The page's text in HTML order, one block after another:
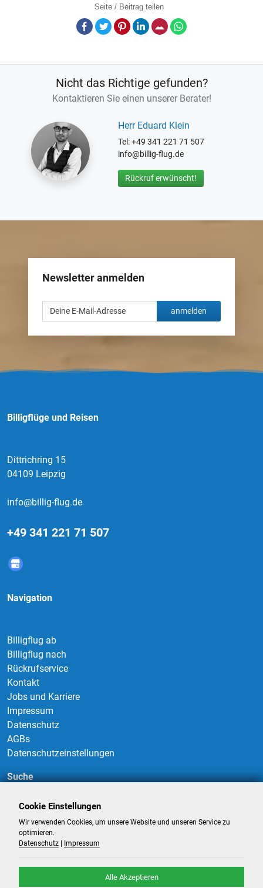
Seite / Beitrag teilen
Facebook
TwitterPinterestLinkedInE-Mail
Nicht das Richtige gefunden?
Kontaktieren Sie einen unserer Berater!
Herr Eduard Klein
Tel: +49 341 221 71 507
info@billig-flug.de
Rückruf erwünscht!
Newsletter anmelden
anmelden
Billigflüge und Reisen
Dittrichring 15
04109 Leipzig
info@billig-flug.de
+49 341 221 71 507
Navigation
Billigflug ab
Billigflug nach
Rückrufservice
Kontakt
Jobs und Karriere
Impressum
Datenschutz
AGBs
Datenschutzeinstellungen
Suche
Suchen
Cookie Einstellungen
Wir verwenden Cookies, um unsere Website und unseren Service zu
optimieren.
Datenschutz
Impressum
Alle Akzeptieren